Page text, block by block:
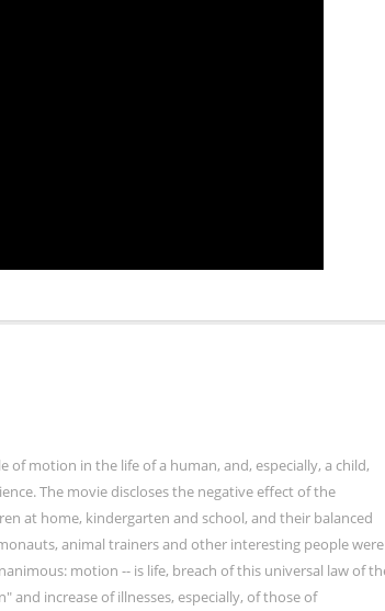
of motion in the life of a human, and, especially, a child,
The movie discloses the negative effect of the
at home, kindergarten and school, and their balanced
animal trainers and other interesting people were
motion -- is life, breach of this universal law of
increase of illnesses, especially, of those of